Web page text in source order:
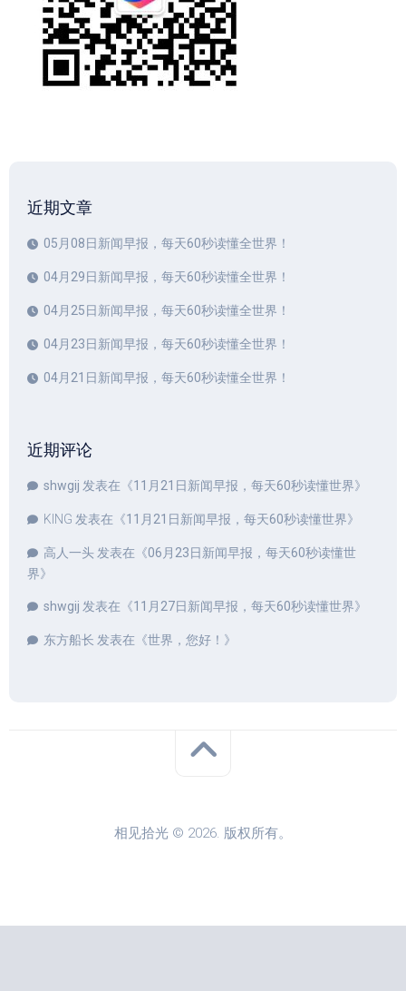
近期文章
05月08日新闻早报，每天60秒读懂全世界！
04月29日新闻早报，每天60秒读懂全世界！
04月25日新闻早报，每天60秒读懂全世界！
04月23日新闻早报，每天60秒读懂全世界！
04月21日新闻早报，每天60秒读懂全世界！
近期评论
shwgij 发表在《11月21日新闻早报，每天60秒读懂世界》
KING 发表在《11月21日新闻早报，每天60秒读懂世界》
高人一头发表在《06月23日新闻早报，每天60秒读懂世
界》
shwgij 发表在《11月27日新闻早报，每天60秒读懂世界》
东方船长 发表在《世界，您好！ 》
相见拾光 © 2026. 版权所有。